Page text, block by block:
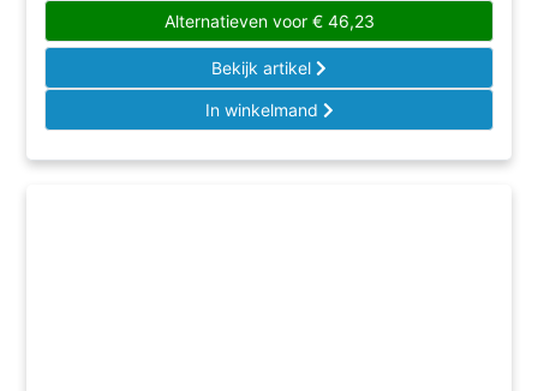
Alternatieven voor €46,23
Bekijk artikel
In winkelmand